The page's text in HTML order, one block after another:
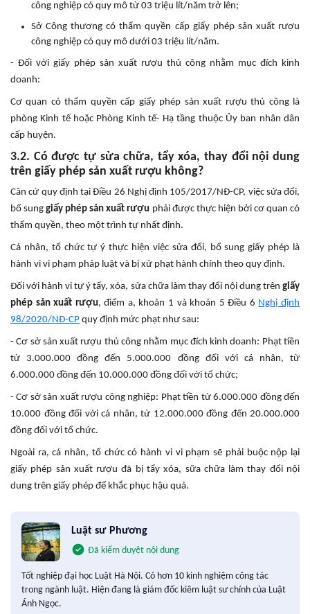
công nghiệp có quy mô từ 03 triệu lít/năm trở lên;
Sở Công thương có thẩm quyền cấp giấy phép sản xuất rượu
công nghiệp có quy mô dưới 03 triệu lít/năm.
- Đối với giấy phép sản xuất rượu thủ công nhằm mục đích kinh
doanh:
Cơ quan có thẩm quyền cấp giấy phép sản xuất rượu thủ công là
phòng Kinh tế hoặc Phòng Kinh tế- Hạ tầng thuộc Ủy ban nhân dân
cấp huyện.
3.2. Có được tự sửa chữa, tẩy xóa, thay đổi nội dung
trên giấy phép sản xuất rượu không?
Căn cứ quy định tại Điều 26 Nghị định 105/2017/NĐ-CP, việc sửa đổi,
bổ sunggiấy phép sản xuất rượu phải được thực hiện bởi cơ quan có
thẩm quyền, theo một trình tự nhất định.
Cá nhân, tổ chức tự ý thực hiện việc sửa đổi, bổ sung giấy phép là
hành vi vi phạm pháp luật và bị xử phạt hành chính theo quy định.
Đối với hành vi tự ý tẩy, xóa, sửa chữa làm thay đổi nội dung trên giấy
phép sản xuất rượu, điểm a, khoản 1 và khoản 5 Điều 6 Nghị định
98/2020/NĐ-CP quy định mức phạt như sau:
- Cơ sở sản xuất rượu thủ công nhằm mục đích kinh doanh: Phạt tiền
từ 3.000.000 đồng đến 5.000.000 đồng đối với cá nhân, từ
6.000.000 đồng đến 10.000.000 đồng đối với tổ chức;
- Cơ sở sản xuất rượu công nghiệp: Phạt tiền từ 6.000.000 đồng đến
10.000 đồng đối với cá nhân, từ 12.000.000 đồng đến 20.000.000
đồng đối với tổ chức.
Ngoài ra, cá nhân, tổ chức có hành vi vi phạm sẽ phải buộc nộp lại
giấy phép sản xuất rượu đã bị tẩy xóa, sữa chữa làm thay đổi nội
dung trên giấy phép để khắc phục hậu quả.
Luật sư Phương
Đã kiểm duyệt nội dung
Tốt nghiệp đại học Luật Hà Nội. Có hơn 10 kinh nghiệm công tác
trong ngành luật. Hiện đang là giám đốc kiêm luật sư chính của Luật
Ánh Ngọc.